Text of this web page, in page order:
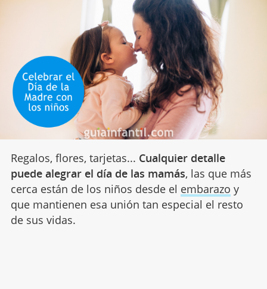
Regalos, flores, tarjetas... Cualquier detalle
puede alegrar el día de las mamás, las que más
cerca están de los niños desde el embarazo y
que mantienen esa unión tan especial el resto
de sus vidas.